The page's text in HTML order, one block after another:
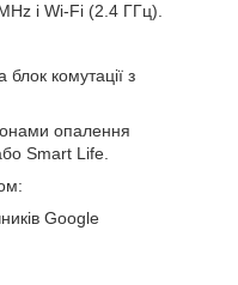
і Wi-Fi (2.4 ГГц).
комутації з
опалення
Smart Life.
Google